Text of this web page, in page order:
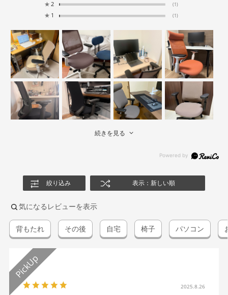
★ 2 (1)
★ 1 (1)
続きを見る
絞り込み 表示：新しい順
気になるレビューを表示
背もたれ その後 自宅 椅子 パソコン
2025.8.26